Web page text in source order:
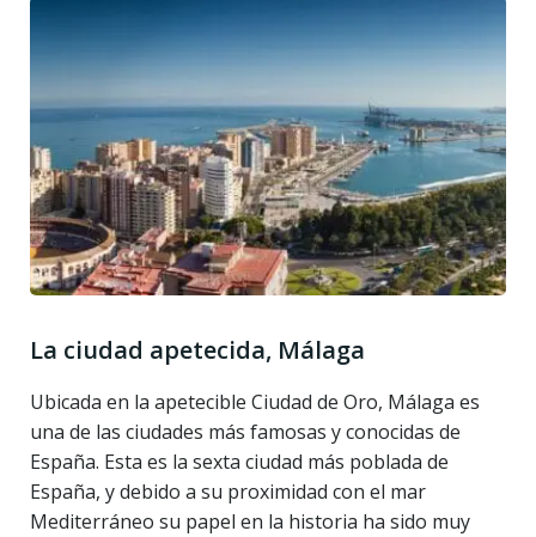
La ciudad apetecida, Málaga
Ubicada en la apetecible Ciudad de Oro, Málaga es
una de las ciudades más famosas y conocidas de
España. Esta es la sexta ciudad más poblada de
España, y debido a su proximidad con el mar
Mediterráneo su papel en la historia ha sido muy